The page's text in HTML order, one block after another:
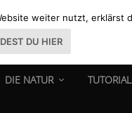
DIE NATUR
weiter nutzt, erklärst
DU HIER